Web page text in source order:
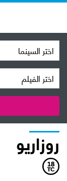
اختر السينما
اختر الفيلم
روزاريو